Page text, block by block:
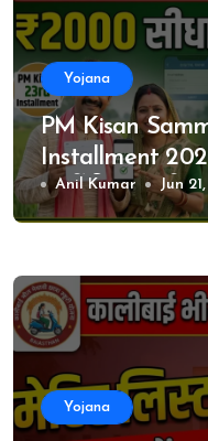
Yojana
PM Kisan
Installment
23वीं किस्त जारी,
स्टेटस!
Anil Kumar Jun
Yojana